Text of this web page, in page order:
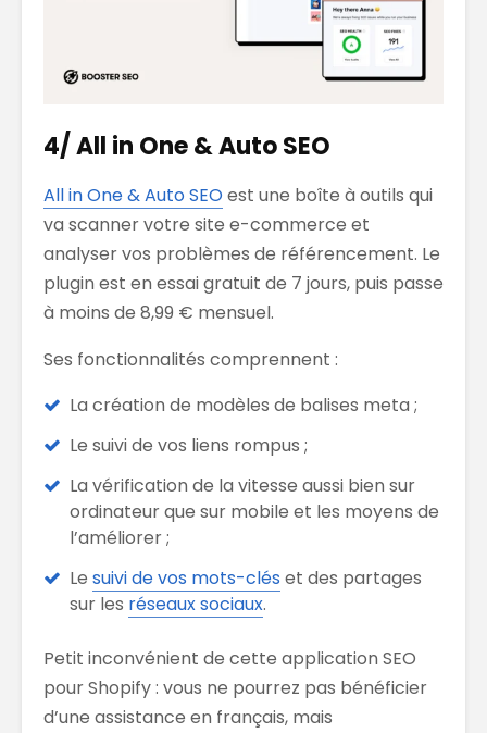
4/ All in One & Auto SEO
All in One & Auto SEOest une boîte à outils qui
va scanner votre site e-commerce et
analyser vos problèmes de référencement. Le
plugin est en essai gratuit de 7 jours, puis passe
à moins de 8,99 € mensuel.
Ses fonctionnalités comprennent :
La création de modèles de balises meta ;
Le suivi de vos liens rompus ;
La vérification de la vitesse aussi bien sur
ordinateur que sur mobile et les moyens de
l’améliorer ;
Le suivi de vos mots-clés et des partages
sur les réseaux sociaux.
Petit inconvénient de cette application SEO
pour Shopify : vous ne pourrez pas bénéficier
d’une assistance en français, mais